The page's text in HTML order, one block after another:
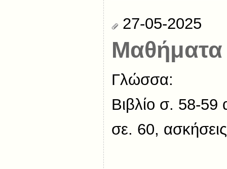
27-05-2025
Μαθήματα
Γλώσσα:
Βιβλίο σ. 58-
σε. 60,